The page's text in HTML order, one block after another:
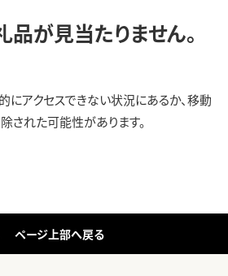
が見当たりません。
にアクセスできない状況にあるか、移動
された可能性があります。
ページ上部へ戻る